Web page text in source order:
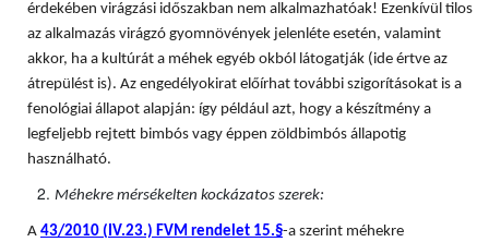
érdekében virágzási időszakban nem alkalmazhatóak! Ezenkívül tilos
az alkalmazás virágzó gyomnövények jelenléte esetén, valamint
akkor, ha a kultúrát a méhek egyéb okból látogatják (ide értve az
átrepülést is). Az engedélyokirat előírhat további szigorításokat is a
fenológiai állapot alapján: így például azt, hogy a készítmény a
legfeljebb rejtett bimbós vagy éppen zöldbimbós állapotig
használható.
Méhekre mérsékelten kockázatos szerek:
A 43/2010 (IV.23.) FVM rendelet 15.§-a szerint méhekre